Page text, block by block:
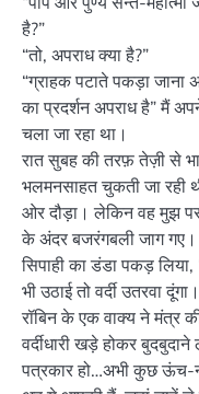
है?”
“तो, अपराध क्या है?”
“ग्राहक पटाते पकड़ा जाना
का प्रदर्शन अपराध है” मैं
चला जा रहा था।
रात सुबह की तरफ़ तेज़ी से
भलमनसाहत चुकती जा रही
ओर दौड़ा। लेकिन वह मुझ
के अंदर बजरंगबली जाग गए।
सिपाही का डंडा पकड़
भी उठाई तो वर्दी उतरवा
रॉबिन के एक वाक्य ने मंत्र
वर्दीधारी खड़े होकर
पत्रकार हो…अभी कुछ ऊंच-